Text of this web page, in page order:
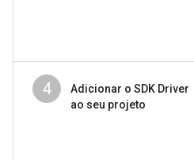
4
Adicionar o SDK Driver
ao seu projeto